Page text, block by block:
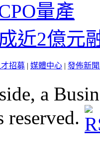
量產
近2億元
才招募 | 媒體中心 | 發佈新
a